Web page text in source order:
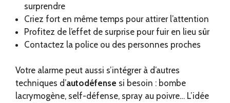
surprendre
Criez fort en même temps pour attirer l’attention
Profitez de l’effet de surprise pour fuir en lieu sûr
Contactez la police ou des personnes proches
Votre alarme peut aussi s’intégrer à d’autres
techniques d’autodéfense si besoin : bombe
lacrymogène, self-défense, spray au poivre… L’idée